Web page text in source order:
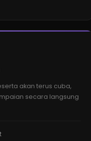
akan terus cuba,
secara langsung